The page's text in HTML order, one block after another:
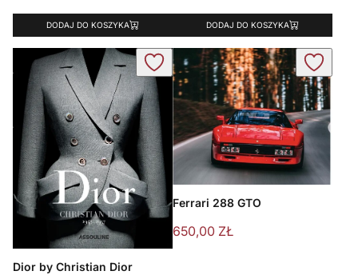
DODAJ DO KOSZYKA DODAJ DO KOSZYKA
Dior by Christian Dior
Ferrari 288 GTO
650,00 ZŁ